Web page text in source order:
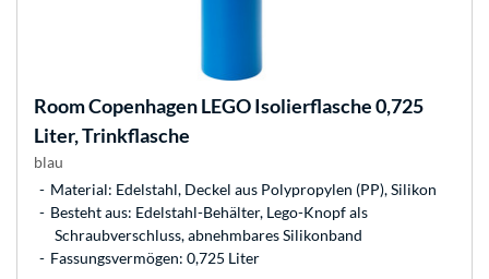
Room CopenhagenLEGO Isolierflasche 0,725
Liter, Trinkflasche
blau
Material: Edelstahl, Deckel aus Polypropylen (PP), Silikon
Besteht aus: Edelstahl-Behälter, Lego-Knopf als
Schraubverschluss, abnehmbares Silikonband
Fassungsvermögen: 0,725 Liter